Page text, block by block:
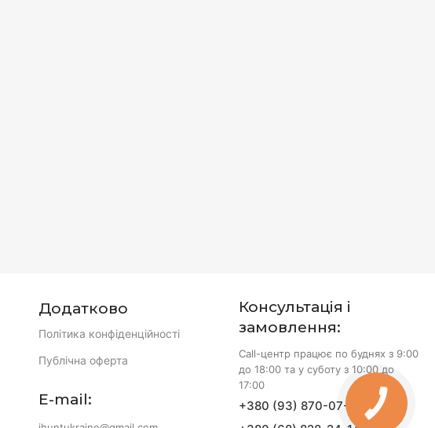
Додатково
Політика конфіденційності
Публічна оферта
E-mail:
Консультація і
замовлення:
Call-центр працює по буднях з 9:00
до 18:00 та у суботу з 10:00 до
17:00
+380 (93) 870-07-50
КНОПКА
ЗВ'ЯЗКУ